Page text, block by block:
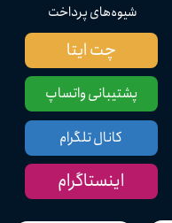
شیوه‌های پرداخت
پشتیبانی واتساپ
چت ایتا
کانال تلگرام
اینستاگرام